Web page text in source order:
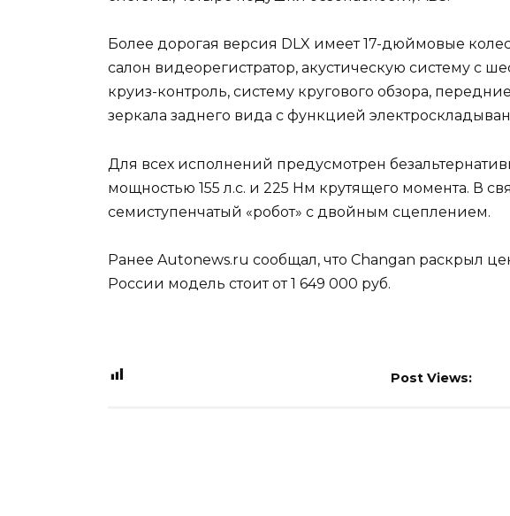
Более дорогая версия DLX имеет 17-дюймовые
салон видеорегистратор, акустическую систему с
круиз-контроль, систему кругового обзора,
зеркала заднего вида с функцией
Для всех исполнений предусмотрен
мощностью 155 л.с. и 225 Нм крутящего момента. В
семиступенчатый «робот» с двойным сцеплением.
Ранее Autonews.ru сообщал, что Changan раскрыл
России модель стоит от 1 649 000 руб.
Post Views: